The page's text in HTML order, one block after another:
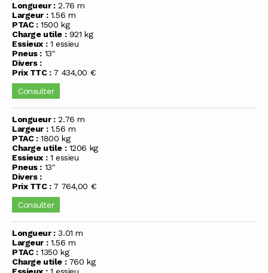
Longueur :2.76 m
Largeur :1.56 m
PTAC :1500 kg
Charge utile :921 kg
Essieux :1 essieu
Pneus : 13"
Divers :
Prix TTC :7 434,00 €
Consulter
Longueur :2.76 m
Largeur :1.56 m
PTAC :1800 kg
Charge utile :1206 kg
Essieux :1 essieu
Pneus : 13"
Divers :
Prix TTC :7 764,00 €
Consulter
Longueur :3.01 m
Largeur :1.56 m
PTAC :1350 kg
Charge utile :760 kg